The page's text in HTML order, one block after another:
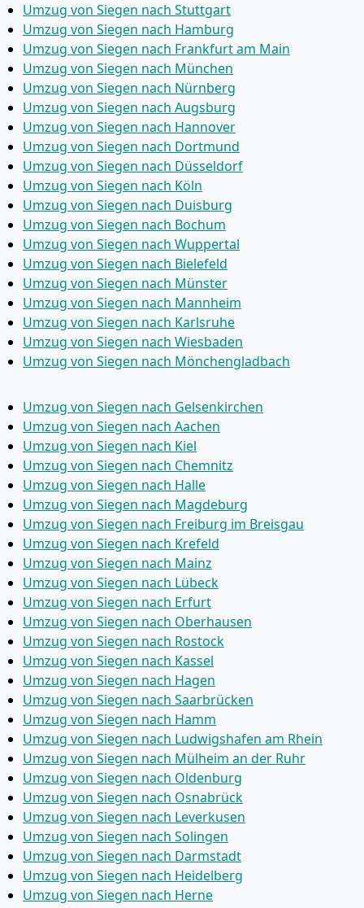
Umzug von Siegen nach Stuttgart
Umzug von Siegen nach Hamburg
Umzug von Siegen nach Frankfurt am Main
Umzug von Siegen nach München
Umzug von Siegen nach Nürnberg
Umzug von Siegen nach Augsburg
Umzug von Siegen nach Hannover
Umzug von Siegen nach Dortmund
Umzug von Siegen nach Düsseldorf
Umzug von Siegen nach Köln
Umzug von Siegen nach Duisburg
Umzug von Siegen nach Bochum
Umzug von Siegen nach Wuppertal
Umzug von Siegen nach Bielefeld
Umzug von Siegen nach Münster
Umzug von Siegen nach Mannheim
Umzug von Siegen nach Karlsruhe
Umzug von Siegen nach Wiesbaden
Umzug von Siegen nach Mönchen­gladbach
Umzug von Siegen nach Gelsenkirchen
Umzug von Siegen nach Aachen
Umzug von Siegen nach Kiel
Umzug von Siegen nach Chemnitz
Umzug von Siegen nach Halle
Umzug von Siegen nach Magdeburg
Umzug von Siegen nach Freiburg im Breisgau
Umzug von Siegen nach Krefeld
Umzug von Siegen nach Mainz
Umzug von Siegen nach Lübeck
Umzug von Siegen nach Erfurt
Umzug von Siegen nach Oberhausen
Umzug von Siegen nach Rostock
Umzug von Siegen nach Kassel
Umzug von Siegen nach Hagen
Umzug von Siegen nach Saarbrücken
Umzug von Siegen nach Hamm
Umzug von Siegen nach Ludwigshafen am Rhein
Umzug von Siegen nach Mülheim an der Ruhr
Umzug von Siegen nach Oldenburg
Umzug von Siegen nach Osnabrück
Umzug von Siegen nach Leverkusen
Umzug von Siegen nach Solingen
Umzug von Siegen nach Darmstadt
Umzug von Siegen nach Heidelberg
Umzug von Siegen nach Herne